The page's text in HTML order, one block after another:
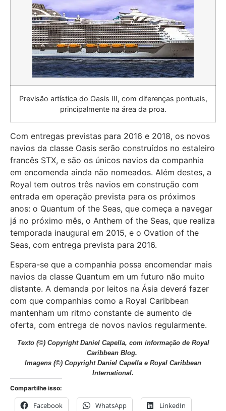
Previsão artística do Oasis III, com diferenças pontuais,
principalmente na área da proa.
Com entregas previstas para 2016 e 2018, os novos
navios da classe Oasis serão construídos no estaleiro
francês STX, e são os únicos navios da companhia
em encomenda ainda não nomeados. Além destes, a
Royal tem outros três navios em construção com
entrada em operação prevista para os próximos
anos: o Quantum of the Seas, que começa a navegar
já no próximo mês, o Anthem of the Seas, que realiza
temporada inaugural em 2015, e o Ovation of the
Seas, com entrega prevista para 2016.
Espera-se que a companhia possa encomendar mais
navios da classe Quantum em um futuro não muito
distante. A demanda por leitos na Ásia deverá fazer
com que companhias como a Royal Caribbean
mantenham um ritmo constante de aumento de
oferta, com entrega de novos navios regularmente.
Texto (©) Copyright Daniel Capella, com informação de Royal
Caribbean Blog.
Imagens (©) Copyright Daniel Capella e Royal Caribbean
International.
Compartilhe isso:
Facebook WhatsApp LinkedIn